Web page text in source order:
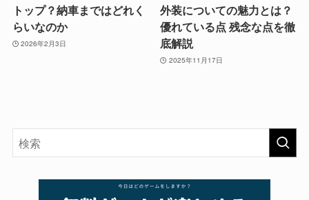
トップ？納車まではどれく
らいなのか
2026年2月3日
外装についての魅力とは？
優れている点 残念な点を徹
底解説
2025年11月17日